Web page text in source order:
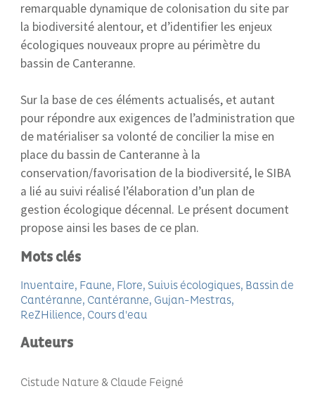
remarquable dynamique de colonisation du site par
la biodiversité alentour, et d’identifier les enjeux
écologiques nouveaux propre au périmètre du
bassin de Canteranne.
Sur la base de ces éléments actualisés, et autant
pour répondre aux exigences de l’administration que
de matérialiser sa volonté de concilier la mise en
place du bassin de Canteranne à la
conservation/favorisation de la biodiversité, le SIBA
a lié au suivi réalisé l’élaboration d’un plan de
gestion écologique décennal. Le présent document
propose ainsi les bases de ce plan.
Mots clés
Inventaire Faune Flore Suivis écologiques Bassin de
Cantéranne Cantéranne Gujan-Mestras
ReZHilience Cours d'eau
Auteurs
Cistude Nature & Claude Feigné